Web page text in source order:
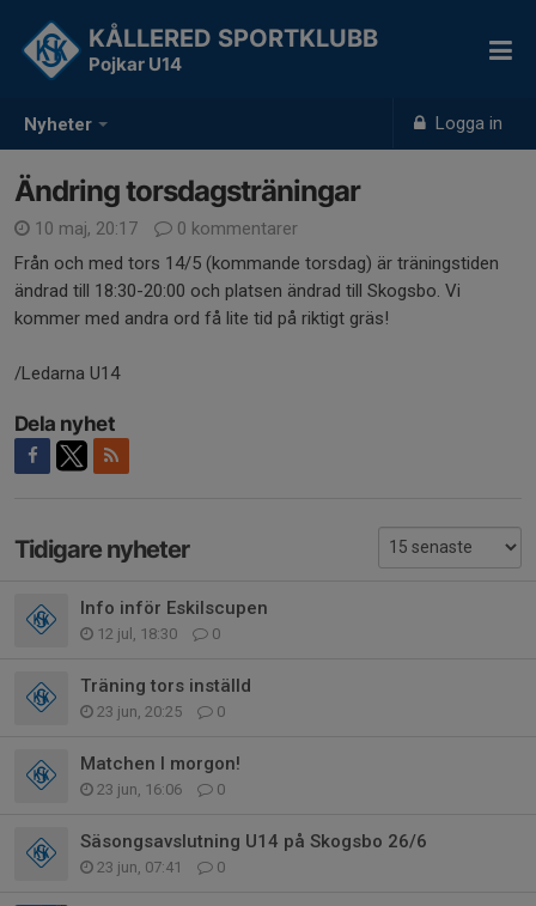
Nyheter Logga in
KÅLLERED SPORTKLUBB
Pojkar U14
Ändring torsdagsträningar
10 maj, 20:17
0 kommentarer
Från och med tors 14/5 (kommande torsdag) är träningstiden
ändrad till 18:30-20:00 och platsen ändrad till Skogsbo. Vi
kommer med andra ord få lite tid på riktigt gräs!
/Ledarna U14
Dela nyhet
Tidigare nyheter
Info inför Eskilscupen
12 jul, 18:30 0
Träning tors inställd
23 jun, 20:25 0
Matchen I morgon!
23 jun, 16:06 0
Säsongsavslutning U14 på Skogsbo 26/6
23 jun, 07:41 0